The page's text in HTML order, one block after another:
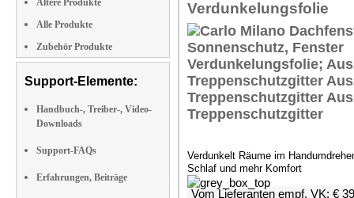
Ältere Produkte
Alle Produkte
Zubehör Produkte
Support-Elemente:
Handbuch-, Treiber-, Video-
Downloads
Support-FAQs
Erfahrungen, Beiträge
Verdunkelungsfolie
Verdunkelt Räume im
Schlaf und mehr Komfort
Vom Lieferanten empf. VK: €